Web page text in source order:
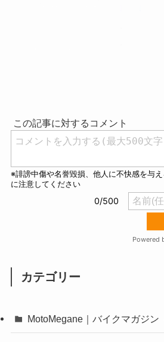
カテゴリー
MotoMegane｜バイクマガジン